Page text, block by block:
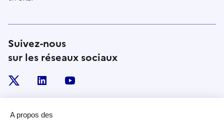
Suivez-nous
sur les réseaux sociaux
linkedin